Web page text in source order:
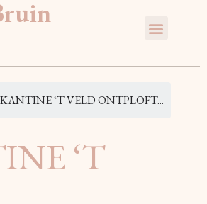
KANTINE ‘T VELD ONTPLOFT...
‘T